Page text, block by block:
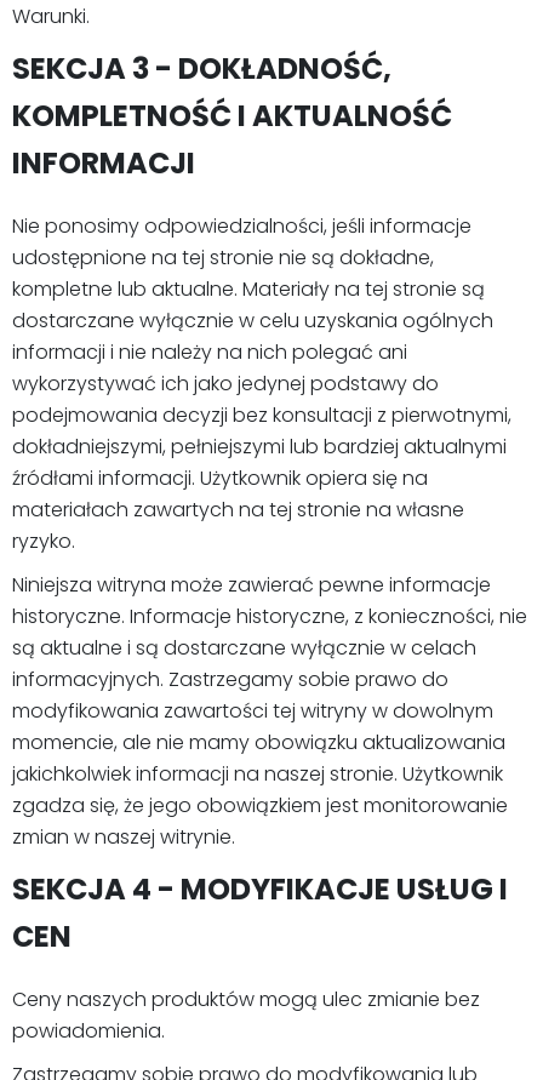
Warunki.
SEKCJA 3 - DOKŁADNOŚĆ,
KOMPLETNOŚĆ I AKTUALNOŚĆ
INFORMACJI
Nie ponosimy odpowiedzialności, jeśli informacje
udostępnione na tej stronie nie są dokładne,
kompletne lub aktualne. Materiały na tej stronie są
dostarczane wyłącznie w celu uzyskania ogólnych
informacji i nie należy na nich polegać ani
wykorzystywać ich jako jedynej podstawy do
podejmowania decyzji bez konsultacji z pierwotnymi,
dokładniejszymi, pełniejszymi lub bardziej aktualnymi
źródłami informacji. Użytkownik opiera się na
materiałach zawartych na tej stronie na własne
ryzyko.
Niniejsza witryna może zawierać pewne informacje
historyczne. Informacje historyczne, z konieczności, nie
są aktualne i są dostarczane wyłącznie w celach
informacyjnych. Zastrzegamy sobie prawo do
modyfikowania zawartości tej witryny w dowolnym
momencie, ale nie mamy obowiązku aktualizowania
jakichkolwiek informacji na naszej stronie. Użytkownik
zgadza się, że jego obowiązkiem jest monitorowanie
zmian w naszej witrynie.
SEKCJA 4 - MODYFIKACJE USŁUG I
CEN
Ceny naszych produktów mogą ulec zmianie bez
powiadomienia.
Zastrzegamy sobie prawo do modyfikowania lub